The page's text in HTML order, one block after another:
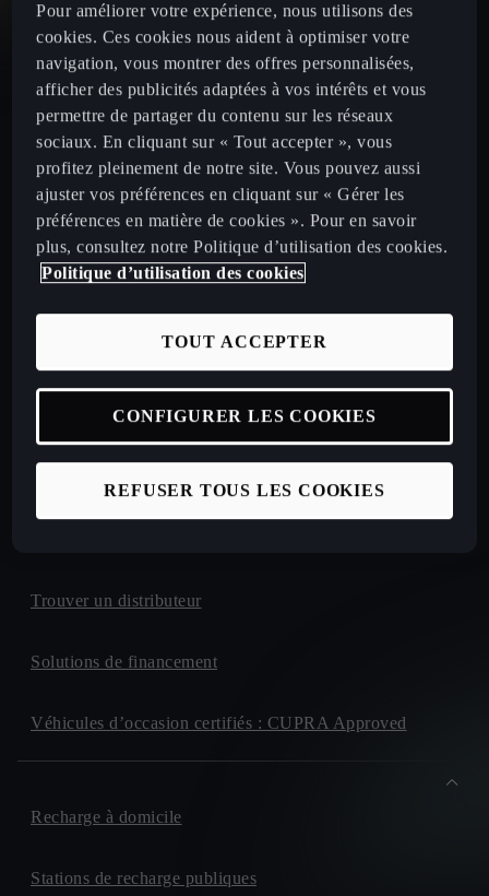
CUPRA Formentor
CUPRA Leon
CUPRA Leon Sportstourer
CUPRA Ateca 2020
Nos offres LLD à particuliers
Trouver un distributeur
Solutions de financement
Véhicules d’occasion certifiés : CUPRA Approved
Recharge à domicile
Stations de recharge publiques
Pour améliorer votre expérience, nous utilisons des
cookies. Ces cookies nous aident à optimiser votre
navigation, vous montrer des offres personnalisées,
afficher des publicités adaptées à vos intérêts et vous
permettre de partager du contenu sur les réseaux
sociaux. En cliquant sur « Tout accepter », vous
profitez pleinement de notre site. Vous pouvez aussi
ajuster vos préférences en cliquant sur « Gérer les
préférences en matière de cookies ». Pour en savoir
plus, consultez notre Politique d’utilisation des cookies.
Politique d’utilisation des cookies
REFUSER TOUS LES COOKIES
TOUT ACCEPTER
CONFIGURER LES COOKIES